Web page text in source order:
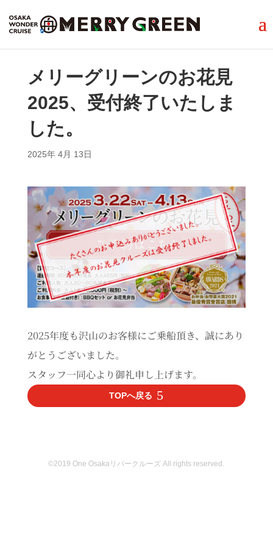
メリーグリーンのお花見
2025、受付終了いたしま
した。
2025年 4月 13日
2025年度も沢山のお客様にご乗船頂き、誠にあり
がとうございました。
スタッフ一同心より御礼申し上げます。
TOPへ戻る
©2019 One Osakaリバークルーズ All rights reserved.